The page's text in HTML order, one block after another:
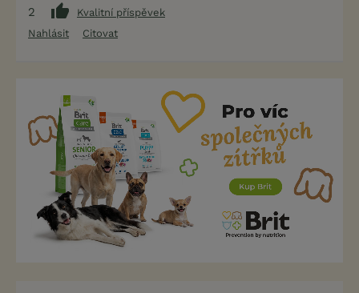
2
Kvalitní příspěvek
Nahlásit
Citovat